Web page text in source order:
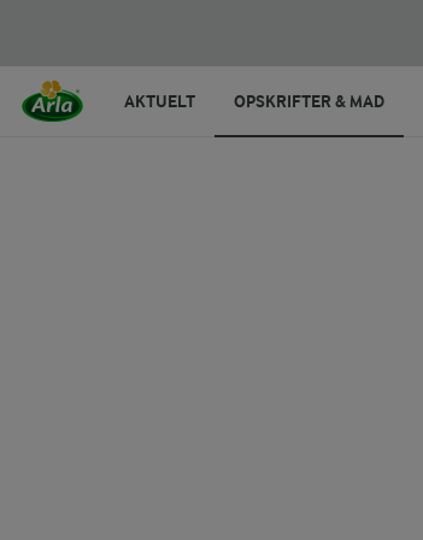
AKTUELT OPSKRIFTER & MAD